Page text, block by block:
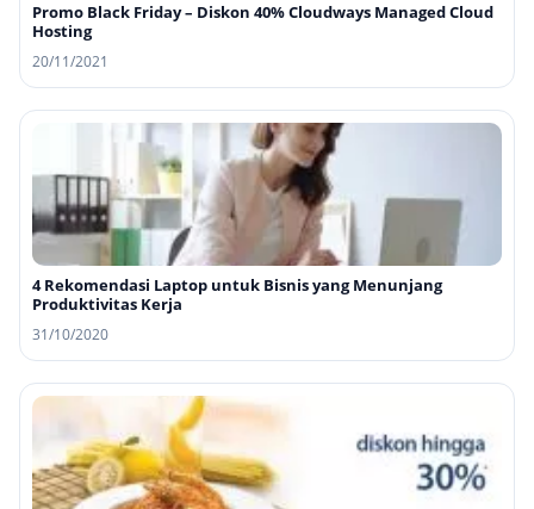
Promo Black Friday – Diskon 40% Cloudways Managed Cloud
Hosting
20/11/2021
4 Rekomendasi Laptop untuk Bisnis yang Menunjang
Produktivitas Kerja
31/10/2020